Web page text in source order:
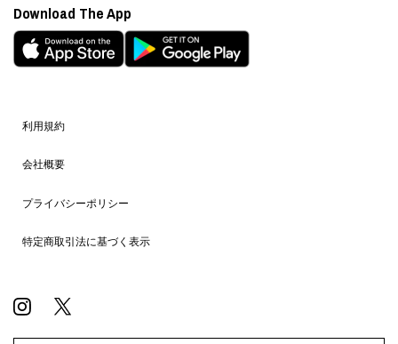
利用規約
会社概要
プライバシーポリシー
特定商取引法に基づく表示
Download The App